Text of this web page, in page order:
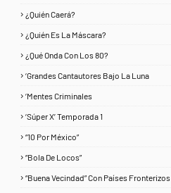
¿Quién Caerá?
¿Quién Es La Máscara?
¿Qué Onda Con Los 80?
‘Grandes Cantautores Bajo La Luna
‘Mentes Criminales
‘Súper X’ Temporada 1
“10 Por México”
“Bola De Locos”
“Buena Vecindad” Con Países Fronterizos